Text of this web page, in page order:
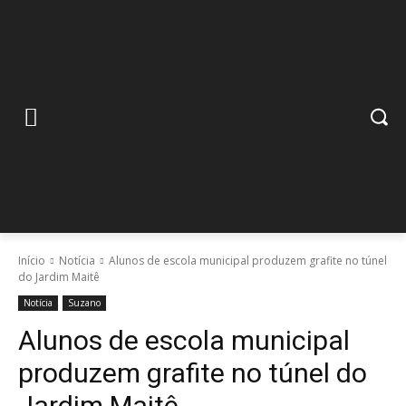
Início Notícia
Alunos de escola municipal produzem grafite no túnel
do Jardim Maitê
Notícia Suzano
Alunos de escola municipal
produzem grafite no túnel do